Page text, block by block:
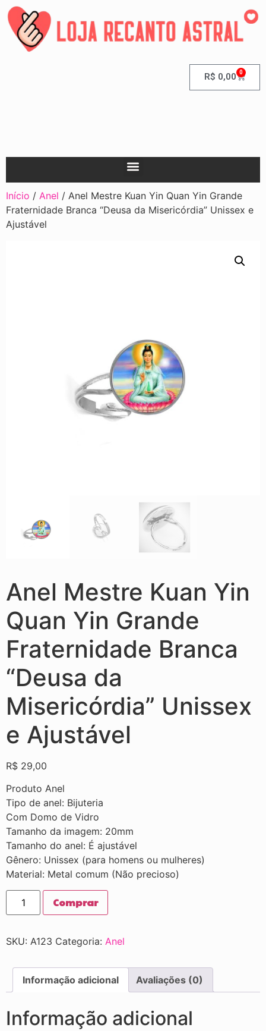
R$ 0,00 0
Início / Anel / Anel Mestre Kuan Yin Quan Yin Grande
Fraternidade Branca “Deusa da Misericórdia” Unissex e
Ajustável
Anel Mestre Kuan Yin
Quan Yin Grande
Fraternidade Branca
“Deusa da
Misericórdia” Unissex
e Ajustável
R$ 29,00
Produto Anel
Tipo de anel: Bijuteria
Com Domo de Vidro
Tamanho da imagem: 20mm
Tamanho do anel: É ajustável
Gênero: Unissex (para homens ou mulheres)
Material: Metal comum (Não precioso)
Comprar
SKU: A123 Categoria: Anel
Informação adicional Avaliações (0)
Informação adicional